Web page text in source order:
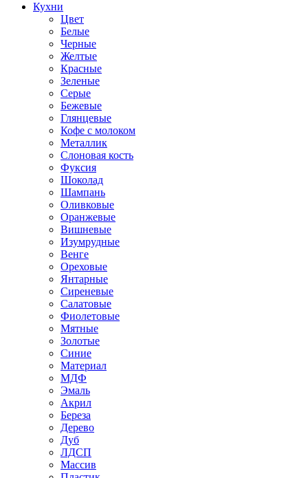
Кухни
Цвет
Белые
Черные
Желтые
Красные
Зеленые
Серые
Бежевые
Глянцевые
Кофе с молоком
Металлик
Слоновая кость
Фуксия
Шоколад
Шампань
Оливковые
Оранжевые
Вишневые
Изумрудные
Венге
Ореховые
Янтарные
Сиреневые
Салатовые
Фиолетовые
Мятные
Золотые
Синие
Материал
МДФ
Эмаль
Акрил
Береза
Дерево
Дуб
ЛДСП
Массив